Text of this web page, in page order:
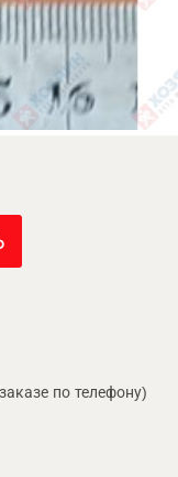
по телефону)